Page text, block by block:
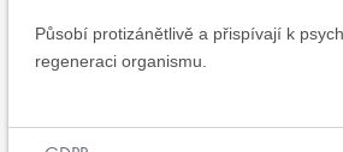
Působí protizánětlivě a přispívají k
regeneraci organismu.